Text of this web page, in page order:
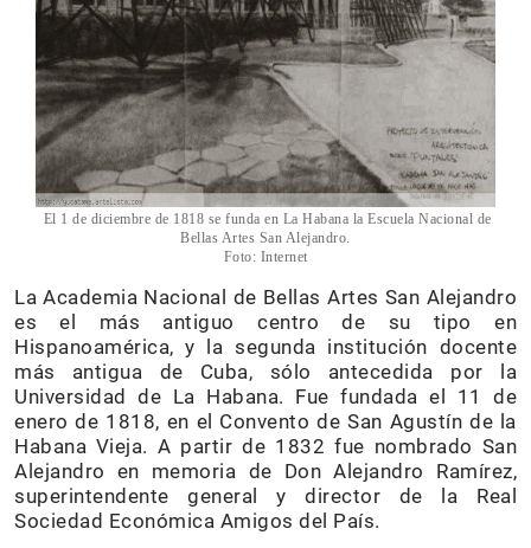
El 1 de diciembre de 1818 se funda en La Habana la Escuela Nacional de
Bellas Artes San Alejandro.
Foto: Internet
La Academia Nacional de Bellas Artes San Alejandro
es el más antiguo centro de su tipo en
Hispanoamérica, y la segunda institución docente
más antigua de Cuba, sólo antecedida por la
Universidad de La Habana. Fue fundada el 11 de
enero de 1818, en el Convento de San Agustín de la
Habana Vieja. A partir de 1832 fue nombrado San
Alejandro en memoria de Don Alejandro Ramírez,
superintendente general y director de la Real
Sociedad Económica Amigos del País.